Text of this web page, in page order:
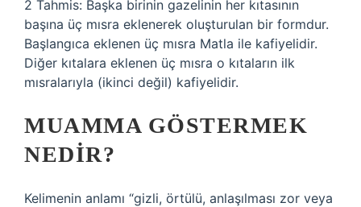
2 Tahmis: Başka birinin gazelinin her kıtasının
başına üç mısra eklenerek oluşturulan bir formdur.
Başlangıca eklenen üç mısra Matla ile kafiyelidir.
Diğer kıtalara eklenen üç mısra o kıtaların ilk
mısralarıyla (ikinci değil) kafiyelidir.
MUAMMA GÖSTERMEK
NEDIR?
Kelimenin anlamı “gizli, örtülü, anlaşılması zor veya